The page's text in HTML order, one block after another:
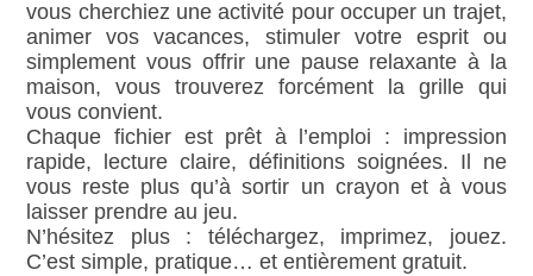
vous cherchiez une activité pour occuper un trajet,
animer vos vacances, stimuler votre esprit ou
simplement vous offrir une pause relaxante à la
maison, vous trouverez forcément la grille qui
vous convient.
Chaque fichier est prêt à l’emploi : impression
rapide, lecture claire, définitions soignées. Il ne
vous reste plus qu’à sortir un crayon et à vous
laisser prendre au jeu.
N’hésitez plus : téléchargez, imprimez, jouez.
C’est simple, pratique… et entièrement gratuit.